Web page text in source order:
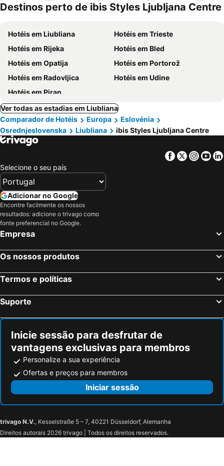
Destinos perto de ibis Styles Ljubljana Centre
Hotéis em Liubliana
Hotéis em Trieste
Hotéis em Rijeka
Hotéis em Bled
Hotéis em Opatija
Hotéis em Portorož
Hotéis em Radovljica
Hotéis em Udine
Hotéis em Piran
Ver todas as estadias em Liubliana
Comparador de Hotéis
Europa
Eslovénia
Osrednjeslovenska
Liubliana ibis Styles Ljubljana Centre
Facebook
Twitter
Selecione o seu país
Adicionar no Google
Encontre facilmente os nossos
resultados: adicione o trivago como
fonte preferencial no Google.
Empresa
Os nossos produtos
Termos e políticas
Suporte
Inicie sessão para desfrutar de
vantagens exclusivas para membros
Personalize a sua experiência
Ofertas e preços para membros
Iniciar sessão
trivago N.V., Kesselstraße 5 – 7, 40221 Düsseldorf, Alemanha
Direitos autorais 2026 trivago | Todos os direitos reservados.